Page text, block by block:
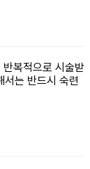
복적으로 시술받
는 반드시 숙련